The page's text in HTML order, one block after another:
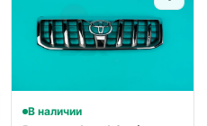
В наличии